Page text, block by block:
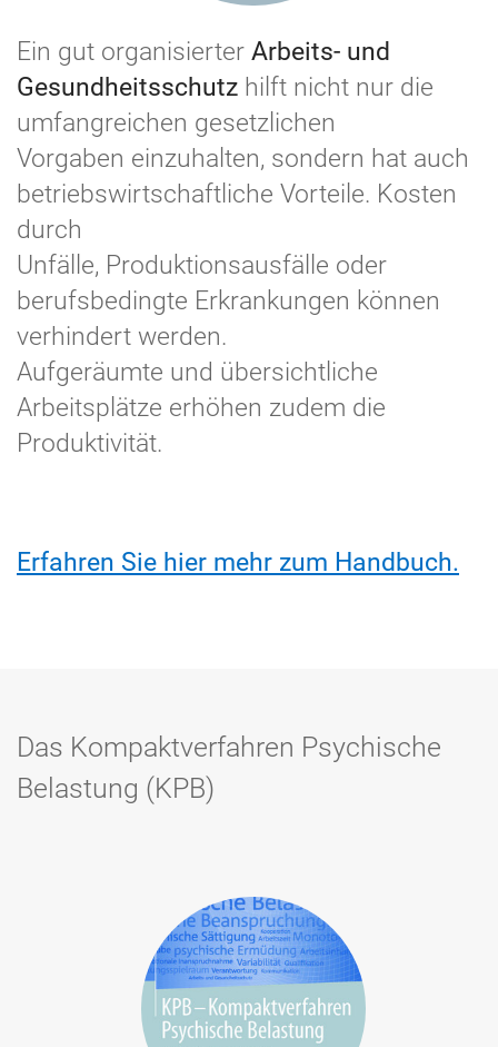
Ein gut organisierter Arbeits- und
Gesundheitsschutz hilft nicht nur die
umfangreichen gesetzlichen
Vorgaben einzuhalten, sondern hat auch
betriebswirtschaftliche Vorteile. Kosten
durch
Unfälle, Produktionsausfälle oder
berufsbedingte Erkrankungen können
verhindert werden.
Aufgeräumte und übersichtliche
Arbeitsplätze erhöhen zudem die
Produktivität.
Erfahren Sie hier mehr zum Handbuch.
Das Kompakt­verfahren Psychische
Belastung (KPB)